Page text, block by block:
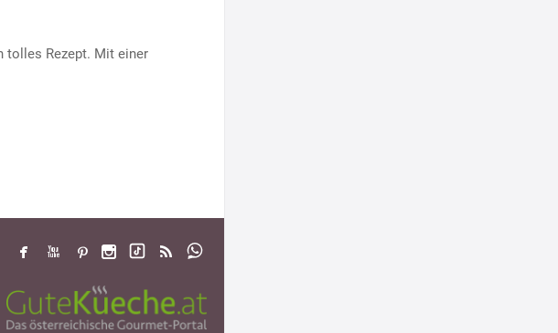
tolles Rezept. Mit einer